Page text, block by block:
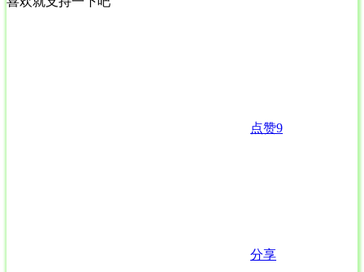
点赞9
分享